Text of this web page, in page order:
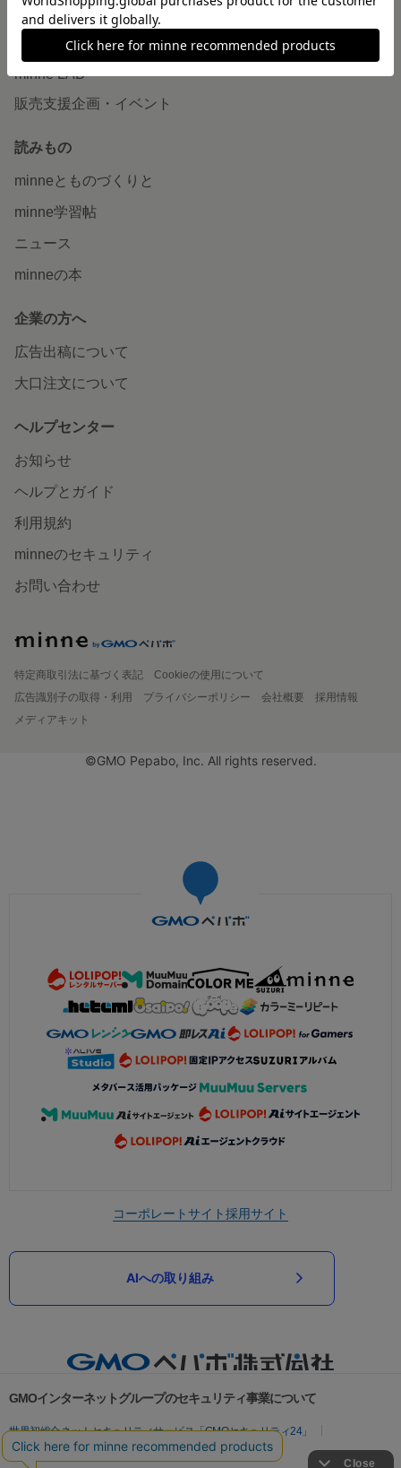
ダウンロード販売
minne PLUS
minne LAB
販売支援企画・イベント
読みもの
minneとものづくりと
minne学習帖
ニュース
minneの本
企業の方へ
広告出稿について
大口注文について
ヘルプセンター
お知らせ
ヘルプとガイド
利用規約
minneのセキュリティ
お問い合わせ
特定商取引法に基づく表記
Cookieの使用について
広告識別子の取得・利用
プライバシーポリシー 会社概要
採用情報
メディアキット
©GMO Pepabo, Inc. All rights reserved.
コーポレートサイト採用サイト
AIへの取り組み
GMOインターネットグループのセキュリティ事業について
世界初総合ネットセキュリティサービス「GMOセキュリティ24」
パスワード漏洩診断
Webサイトリスク診断